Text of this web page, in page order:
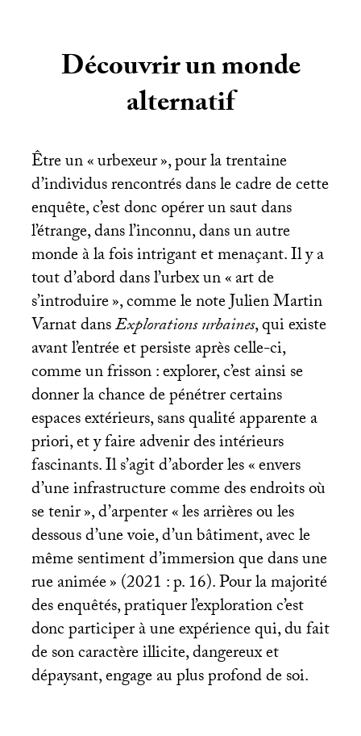
Découvrir un monde
alternatif
Être un «urbexeur», pour la trentaine
d’individus rencontrés dans le cadre de cette
enquête, c’est donc opérer un saut dans
l’étrange, dans l’inconnu, dans un autre
monde à la fois intrigant et menaçant. Il y a
tout d’abord dans l’urbex un «art de
s’introduire», comme le note Julien Martin
Varnat dansExplorations urbaines, qui existe
avant l’entrée et persiste après celle-ci,
comme un frisson : explorer, c’est ainsi se
donner la chance de pénétrer certains
espaces extérieurs, sans qualité apparente a
priori, et y faire advenir des intérieurs
fascinants. Il s’agit d’aborder les «envers
d’une infrastructure comme des endroits où
se tenir», d’arpenter «les arrières ou les
dessous d’une voie, d’un bâtiment, avec le
même sentiment d’immersion que dans une
rue animée» (2021 : p. 16). Pour la majorité
des enquêtés, pratiquer l’exploration c’est
donc participer à une expérience qui, du fait
de son caractère illicite, dangereux et
dépaysant, engage au plus profond de soi.